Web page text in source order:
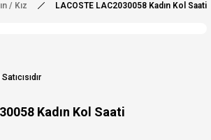
/ Kız LACOSTE LAC2030058 Kadın Kol Saati
Kadın Kol Saati